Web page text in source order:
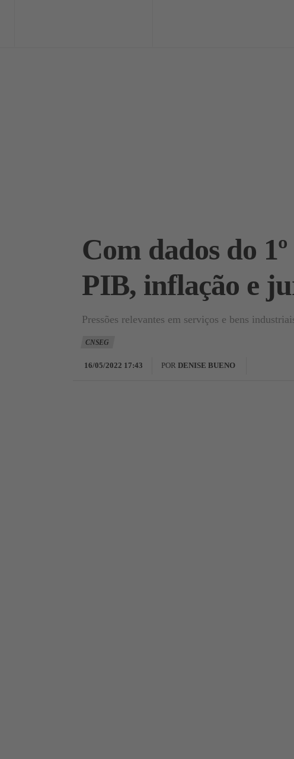
Com dados do
PIB, inflação e
Pressões relevantes em serviços e bens
CNSEG
16/05/2022 17:43 POR DENISE BUENO